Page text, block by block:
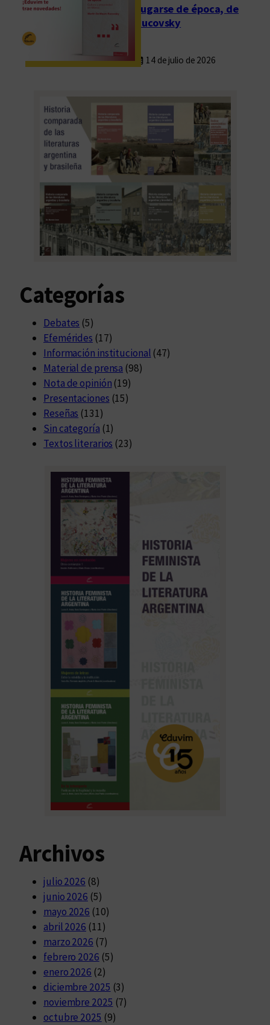
Fugarse de época, de
Rucovsky
14 de julio de 2026
Categorías
Debates (5)
Efemérides (17)
Información institucional (47)
Material de prensa (98)
Nota de opinión (19)
Presentaciones (15)
Reseñas (131)
Sin categoría (1)
Textos literarios (23)
Archivos
julio 2026 (8)
junio 2026 (5)
mayo 2026 (10)
abril 2026 (11)
marzo 2026 (7)
febrero 2026 (5)
enero 2026 (2)
diciembre 2025 (3)
noviembre 2025 (7)
octubre 2025 (9)